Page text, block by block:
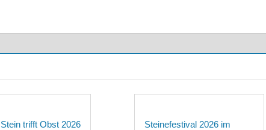
Stein trifft Obst 2026
Steinefestival 2026 im